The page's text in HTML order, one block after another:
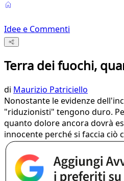
Idee e Commenti
Terra dei fuochi,
di Maurizio Patriciello
​Nonostante le evidenze
"riduzionisti" tengono duro.
quanto dolore ancora dovrà
innocente perché si faccia ciò c